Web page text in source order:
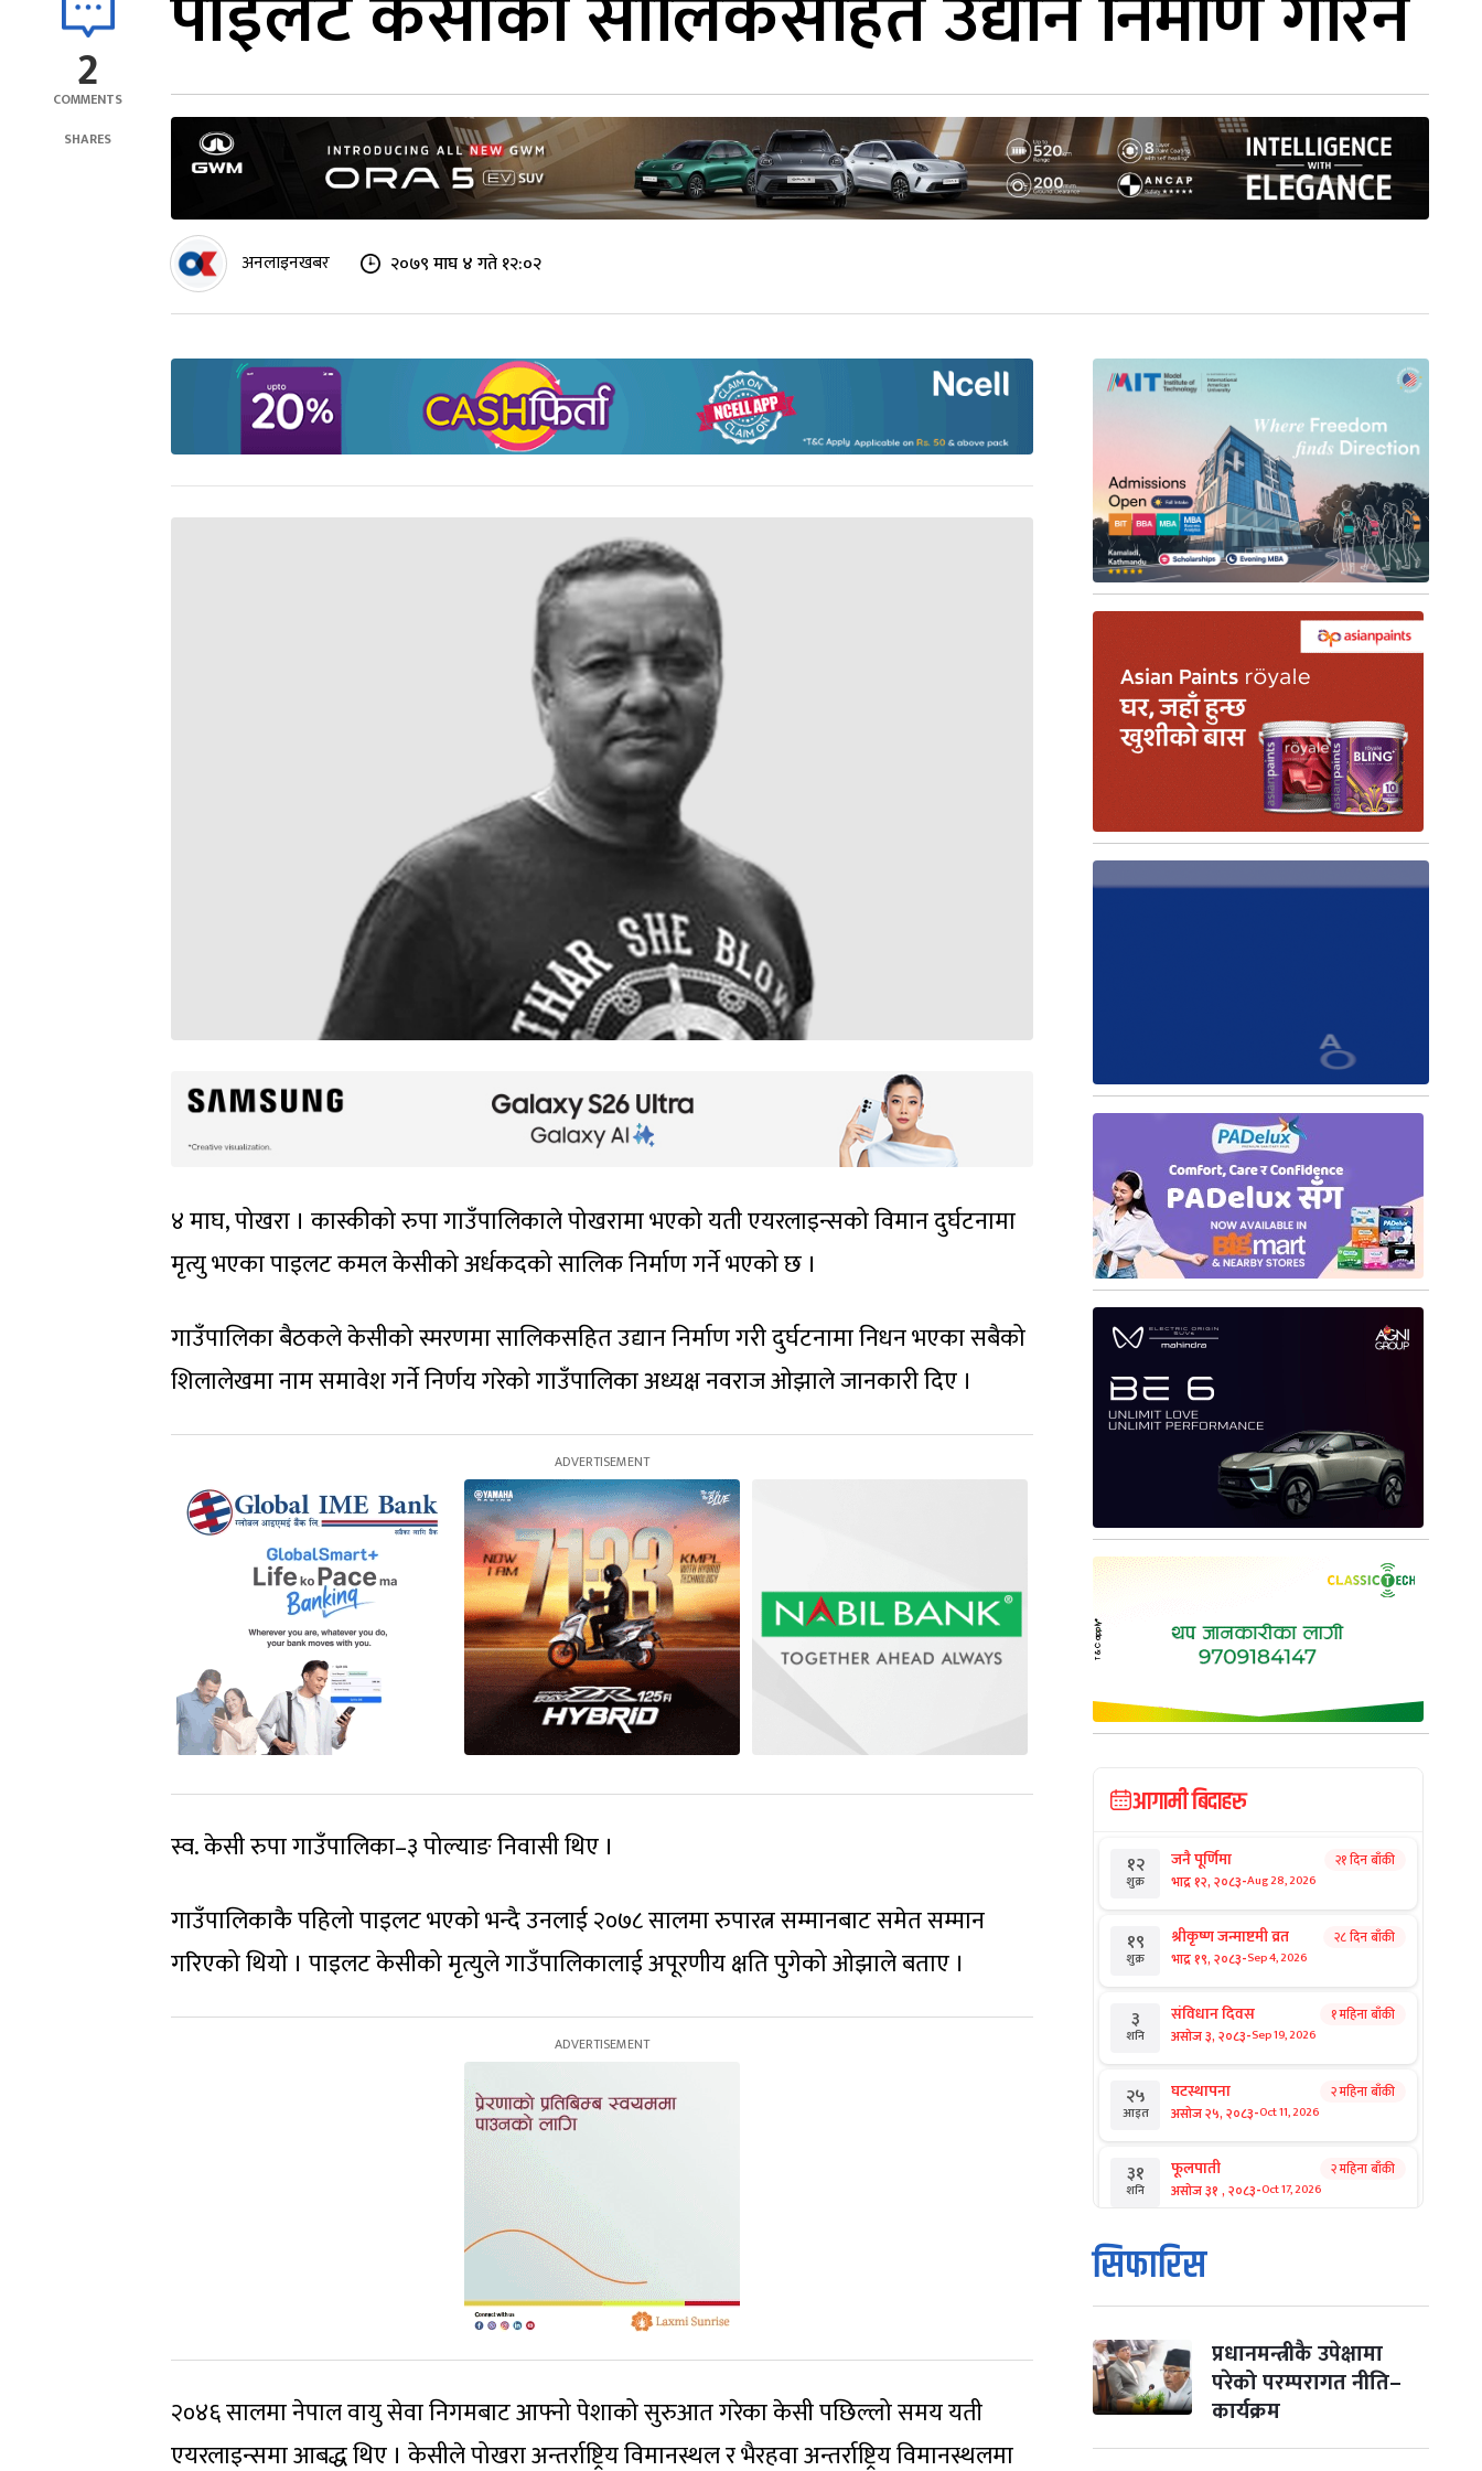
2
COMMENTS
SHARES
अनलाइनखबर २०७९ माघ ४ गते १२:०२
४ माघ, पोखरा । कास्कीको रुपा गाउँपालिकाले पोखरामा भएको यती एयरलाइन्सको विमान दुर्घटनामा
मृत्यु भएका पाइलट कमल केसीको अर्धकदको सालिक निर्माण गर्ने भएको छ ।
गाउँपालिका बैठकले केसीको स्मरणमा सालिकसहित उद्यान निर्माण गरी दुर्घटनामा निधन भएका सबैको
शिलालेखमा नाम समावेश गर्ने निर्णय गरेको गाउँपालिका अध्यक्ष नवराज ओझाले जानकारी दिए ।
स्व. केसी रुपा गाउँपालिका–३ पोल्याङ निवासी थिए ।
गाउँपालिकाकै पहिलो पाइलट भएको भन्दै उनलाई २०७८ सालमा रुपारत्न सम्मानबाट समेत सम्मान
गरिएको थियो । पाइलट केसीको मृत्युले गाउँपालिकालाई अपूरणीय क्षति पुगेको ओझाले बताए ।
२०४६ सालमा नेपाल वायु सेवा निगमबाट आफ्नो पेशाको सुरुआत गरेका केसी पछिल्लो समय यती
एयरलाइन्समा आबद्ध थिए । केसीले पोखरा अन्तर्राष्ट्रिय विमानस्थल र भैरहवा अन्तर्राष्ट्रिय विमानस्थलमा
आगामी बिदाहरु
१२
शुक्र
जनै पूर्णिमा
भाद्र १२, २०८३-Aug 28, 2026
२१ दिन बाँकी
१९
शुक्र
श्रीकृष्ण जन्माष्टमी व्रत
भाद्र १९, २०८३-Sep 4, 2026
२८ दिन बाँकी
३
शनि
संविधान दिवस
असोज ३, २०८३-Sep 19, 2026
१ महिना बाँकी
२५
आइत
घटस्थापना
असोज २५, २०८३-Oct 11, 2026
२ महिना बाँकी
३१
शनि
फूलपाती
असोज ३१ , २०८३-Oct 17, 2026
२ महिना बाँकी
१
आइत
कार्तिक सङ्क्रान्ति
कार्तिक १, २०८३
मंगल कार्तिक ३, २०८३-Oct 20, 2026
४ विजयादशमी
कार्तिक ४, २०८३-Oct 21, 2026
सिफारिस
प्रधानमन्त्रीकै उपेक्षामा
परेको परम्परागत नीति–
कार्यक्रम